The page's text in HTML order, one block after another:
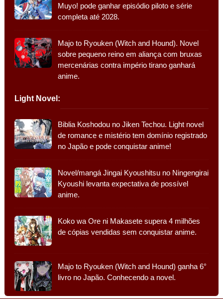
Muyo! pode ganhar episódio piloto e série
completa até 2028.
Majo to Ryouken (Witch and Hound). Novel
sobre pequeno reino em aliança com bruxas
mercenárias contra império tirano ganhará
anime.
Light Novel:
Biblia Koshodou no Jiken Techou. Light novel
de romance e mistério tem domínio registrado
no Japão e pode conquistar anime!
Novel/mangá Jingai Kyoushitsu no Ningengirai
Kyoushi levanta expectativa de possível
anime.
Koko wa Ore ni Makasete supera 4 milhões
de cópias vendidas sem conquistar anime.
Majo to Ryouken (Witch and Hound) ganha 6°
livro no Japão. Conhecendo a novel.